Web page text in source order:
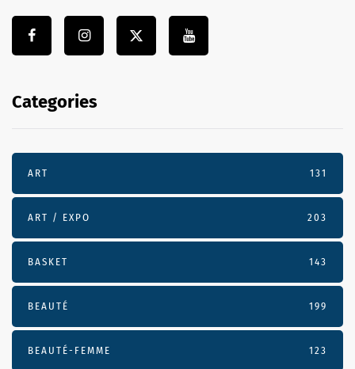
Categories
ART 131
ART / EXPO 203
BASKET 143
BEAUTÉ 199
BEAUTÉ-FEMME 123